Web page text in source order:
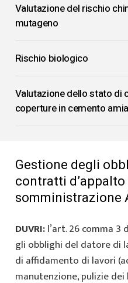
Valutazione del rischio
mutageno
Rischio biologico
Valutazione dello stato di
coperture in cemento
Gestione degli
contratti d’appalto
somministrazione
DUVRI:l’art. 26 comma 3
gli obblighi del datore di
di affidamento di lavori
manutenzione, pulizie